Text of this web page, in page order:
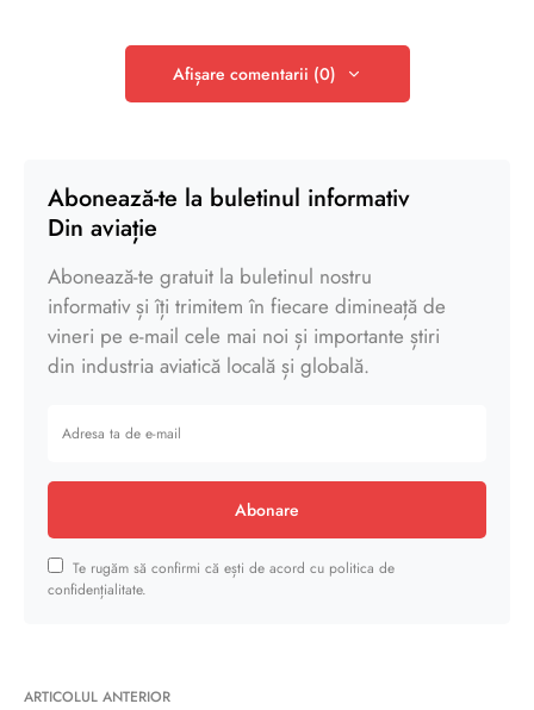
Afișare comentarii (0)
Abonează-te la buletinul informativ
Din aviație
Abonează-te gratuit la buletinul nostru
informativ și îți trimitem în fiecare dimineață de
vineri pe e-mail cele mai noi și importante știri
din industria aviatică locală și globală.
Abonare
Te rugăm să confirmi că ești de acord cu politica de
confidențialitate.
ARTICOLUL ANTERIOR